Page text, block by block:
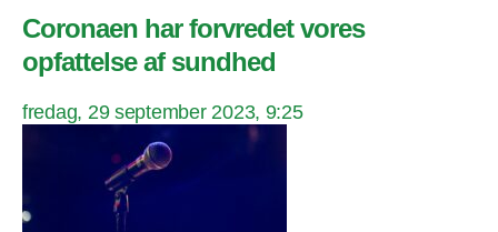
Coronaen har forvredet vores
opfattelse af sundhed
fredag, 29 september 2023, 9:25